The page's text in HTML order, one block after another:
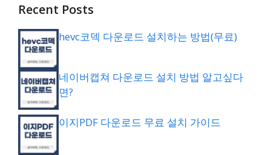
Recent Posts
hevc코덱 다운로드 설치하는 방법(무료)
네이버캡쳐 다운로드 설치 방법 알고싶다
면?
이지PDF 다운로드 무료 설치 가이드